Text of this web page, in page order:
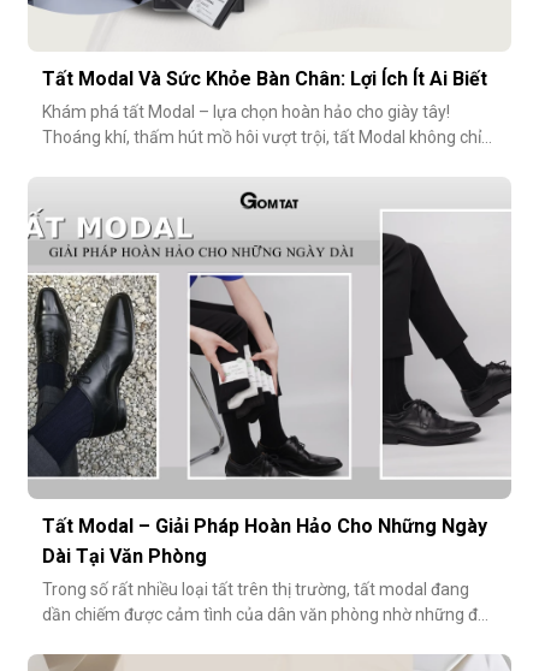
Tất Modal Và Sức Khỏe Bàn Chân: Lợi Ích Ít Ai Biết
Khám phá tất Modal – lựa chọn hoàn hảo cho giày tây!
Thoáng khí, thấm hút mồ hôi vượt trội, tất Modal không chỉ
ngăn mùi hôi và bệnh da liễu. Hãy cùng khám phá lý do vì sao
tất Modal đang trở thành xu hướng không thể thiếu cho các
quý ông hiện đ
Tất Modal – Giải Pháp Hoàn Hảo Cho Những Ngày
Dài Tại Văn Phòng
Trong số rất nhiều loại tất trên thị trường, tất modal đang
dần chiếm được cảm tình của dân văn phòng nhờ những đặc
cùng khám phá vì sao tất modal lại được xem là lựa chọn lý